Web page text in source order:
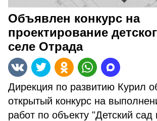
Объявлен конкурс на
проектирование
селе Отрада
Дирекция по развитию Курил
открытый конкурс на
работ по объекту "Детский сад